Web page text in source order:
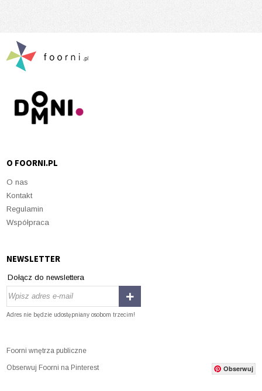
O FOORNI.PL
O nas
Kontakt
Regulamin
Współpraca
NEWSLETTER
Dołącz do newslettera
Adres nie będzie udostępniany osobom trzecim!
Foorni wnętrza publiczne
Obserwuj Foorni na Pinterest Obserwuj